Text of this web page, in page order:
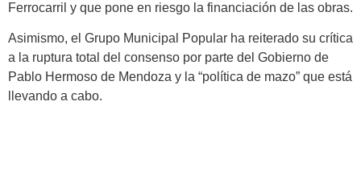
Ferrocarril y que pone en riesgo la financiación de las obras.
Asimismo, el Grupo Municipal Popular ha reiterado su crítica
a la ruptura total del consenso por parte del Gobierno de
Pablo Hermoso de Mendoza y la “política de mazo” que está
llevando a cabo.